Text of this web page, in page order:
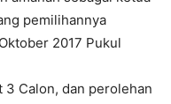
pemilihannya
2017 Pukul
3 Calon, dan perolehan